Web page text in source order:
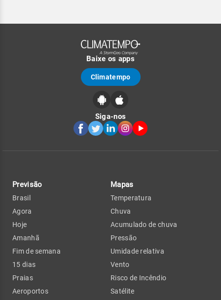
Baixe os apps
Climatempo
Siga-nos
Previsão
Brasil
Agora
Hoje
Amanhã
Fim de semana
15 dias
Praias
Aeroportos
Mapas
Temperatura
Chuva
Acumulado de chuva
Pressão
Umidade relativa
Vento
Risco de Incêndio
Satélite